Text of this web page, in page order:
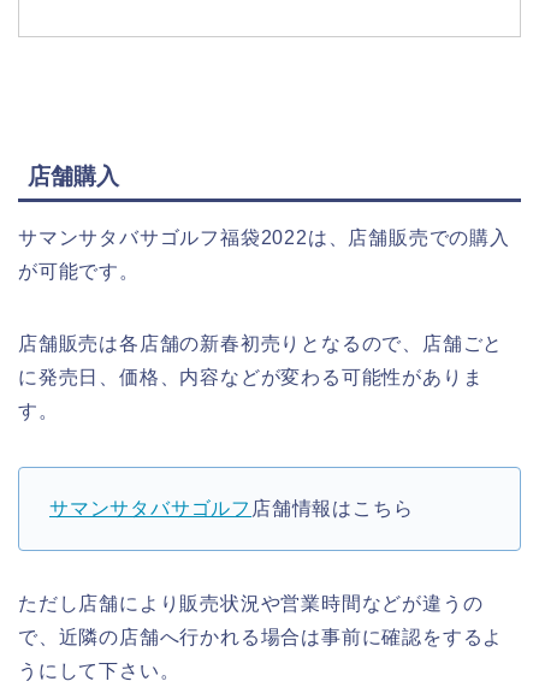
店舗購入
サマンサタバサゴルフ福袋2022は、店舗販売での購入
が可能です。
店舗販売は各店舗の新春初売りとなるので、店舗ごと
に発売日、価格、内容などが変わる可能性がありま
す。
サマンサタバサゴルフ 店舗情報はこちら
ただし店舗により販売状況や営業時間などが違うの
で、近隣の店舗へ行かれる場合は事前に確認をするよ
うにして下さい。